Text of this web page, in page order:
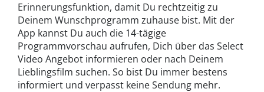
Erinnerungsfunktion, damit Du rechtzeitig zu
Deinem Wunschprogramm zuhause bist. Mit der
App kannst Du auch die 14-tägige
Programmvorschau aufrufen, Dich über das Select
Video Angebot informieren oder nach Deinem
Lieblingsfilm suchen. So bist Du immer bestens
informiert und verpasst keine Sendung mehr.